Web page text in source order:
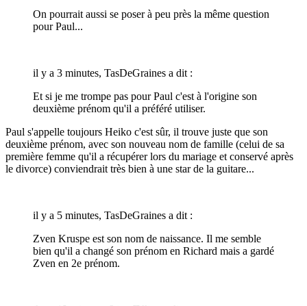
On pourrait aussi se poser à peu près la même question
pour Paul...
il y a 3 minutes, TasDeGraines a dit :
Et si je me trompe pas pour Paul c'est à l'origine son
deuxième prénom qu'il a préféré utiliser.
Paul s'appelle toujours Heiko c'est sûr, il trouve juste que son
deuxième prénom, avec son nouveau nom de famille (celui de sa
première femme qu'il a récupérer lors du mariage et conservé après
le divorce) conviendrait très bien à une star de la guitare...
il y a 5 minutes, TasDeGraines a dit :
Zven Kruspe est son nom de naissance. Il me semble
bien qu'il a changé son prénom en Richard mais a gardé
Zven en 2e prénom.